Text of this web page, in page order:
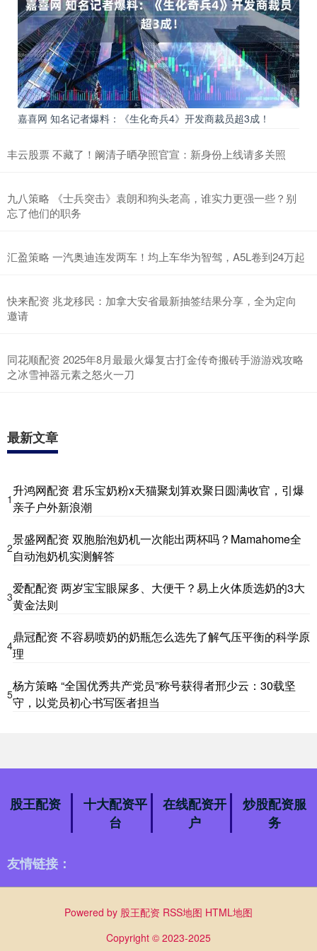
嘉喜网 知名记者爆料：《生化奇兵4》开发商裁员超3成！
丰云股票 不藏了！阚清子晒孕照官宣：新身份上线请多关照
九八策略 《士兵突击》袁朗和狗头老高，谁实力更强一些？别
忘了他们的职务
汇盈策略 一汽奥迪连发两车！均上车华为智驾，A5L卷到24万起
快来配资 兆龙移民：加拿大安省最新抽签结果分享，全为定向
邀请
同花顺配资 2025年8月最最火爆复古打金传奇搬砖手游游戏攻略
之冰雪神器元素之怒火一刀
最新文章
1
升鸿网配资 君乐宝奶粉x天猫聚划算欢聚日圆满收官，引爆
亲子户外新浪潮
2
景盛网配资 双胞胎泡奶机一次能出两杯吗？Mamahome全
自动泡奶机实测解答
3
爱配配资 两岁宝宝眼屎多、大便干？易上火体质选奶的3大
黄金法则
4
鼎冠配资 不容易喷奶的奶瓶怎么选先了解气压平衡的科学原
理
5
杨方策略 “全国优秀共产党员”称号获得者邢少云：30载坚
守，以党员初心书写医者担当
股王配资
十大配资平
台
在线配资开
户
炒股配资服
务
友情链接：
Powered by 股王配资 RSS地图 HTML地图
Copyright © 2023-2025